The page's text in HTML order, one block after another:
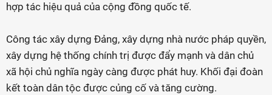
hợp tác hiệu quả của cộng đồng quốc tế.
Công tác xây dựng Đảng, xây dựng nhà nước pháp quyền,
xây dựng hệ thống chính trị được đẩy mạnh và dân chủ
xã hội chủ nghĩa ngày càng được phát huy. Khối đại đoàn
kết toàn dân tộc được củng cố và tăng cường.